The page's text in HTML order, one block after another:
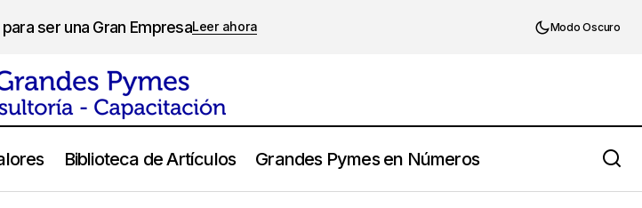
ser una Gran EmpresaLeer ahora Modo Oscuro
Biblioteca de Artículos Grandes Pymes en Números